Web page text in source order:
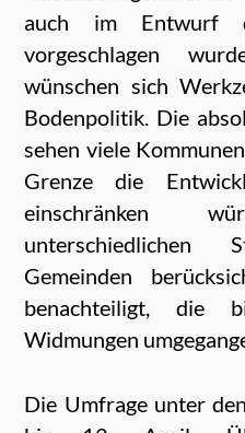
auch im Entwurf
vorgeschlagen
wünschen sich
Bodenpolitik. Die
sehen viele
Grenze die
einschränken
Gemeinden
benachteiligt, die
Widmungen
Die Umfrage unter